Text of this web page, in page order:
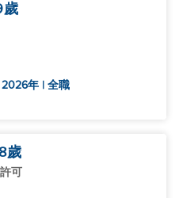
歲
2026年 | 全職
歲
可